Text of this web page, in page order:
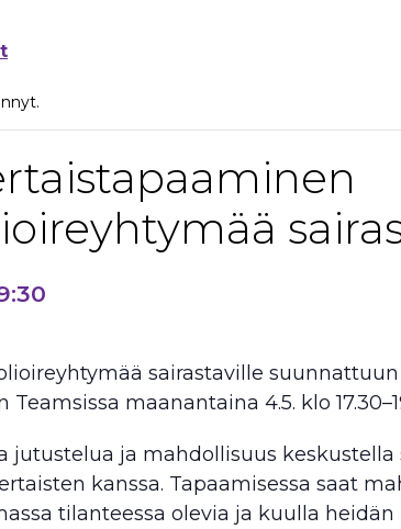
sairastaville suunnattuun
maanantaina 4.5. klo
jutustelua ja mahdollisuus keskustella
kanssa. Tapaamisessa saat
tilanteessa olevia ja kuulla